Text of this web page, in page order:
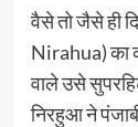
वैसे तो जैसे ही
Nirahua) का
वाले उसे
निरहुआ ने